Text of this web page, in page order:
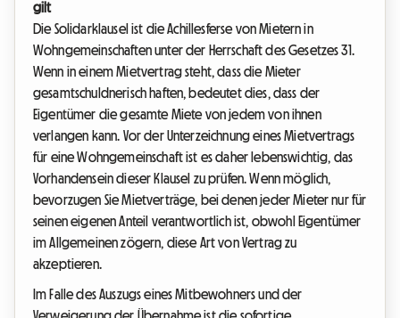
gilt
Die Solidarklausel ist die Achillesferse von Mietern in
Wohngemeinschaften unter der Herrschaft des Gesetzes 31.
Wenn in einem Mietvertrag steht, dass die Mieter
gesamtschuldnerisch haften, bedeutet dies, dass der
Eigentümer die gesamte Miete von jedem von ihnen
verlangen kann. Vor der Unterzeichnung eines Mietvertrags
für eine Wohngemeinschaft ist es daher lebenswichtig, das
Vorhandensein dieser Klausel zu prüfen. Wenn möglich,
bevorzugen Sie Mietverträge, bei denen jeder Mieter nur für
seinen eigenen Anteil verantwortlich ist, obwohl Eigentümer
im Allgemeinen zögern, diese Art von Vertrag zu
akzeptieren.
Im Falle des Auszugs eines Mitbewohners und der